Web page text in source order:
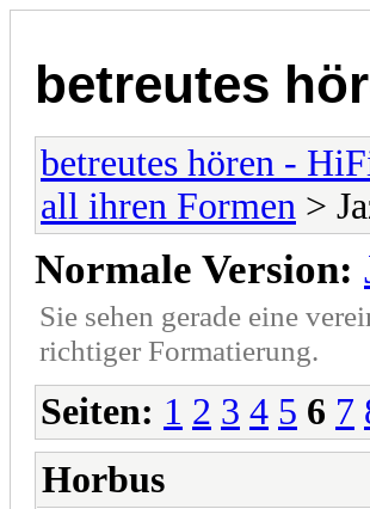
betreutes
betreutes hören -
all ihren Formen >
Normale Version:
Sie sehen gerade eine
richtiger Formatierung.
Seiten: 1 2 3 4 5 6 7
Horbus